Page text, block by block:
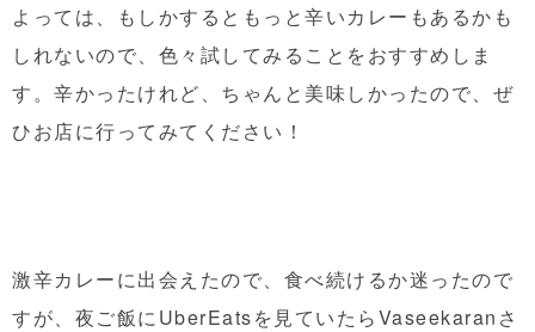
よっては、もしかするともっと辛いカレーもあるかも
しれないので、色々試してみることをおすすめしま
す。辛かったけれど、ちゃんと美味しかったので、ぜ
ひお店に行ってみてください！
激辛カレーに出会えたので、食べ続けるか迷ったので
すが、夜ご飯にUberEatsを見ていたらVaseekaranさ